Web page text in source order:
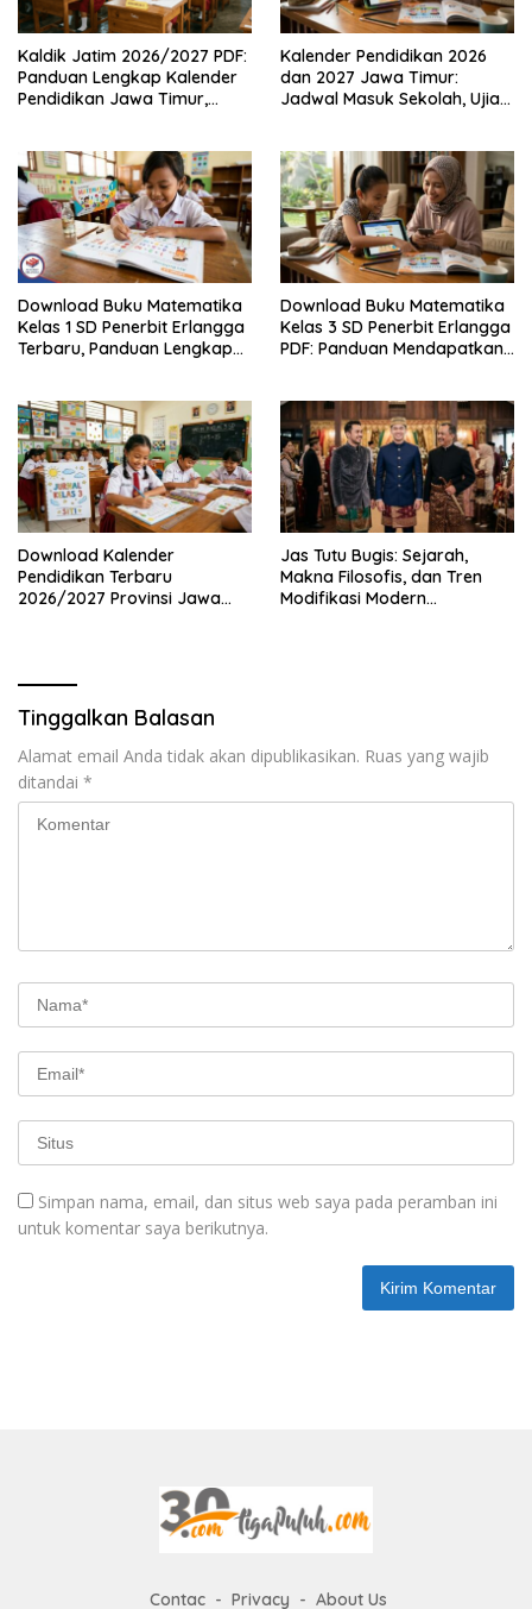
Kaldik Jatim 2026/2027 PDF:
Panduan Lengkap Kalender
Pendidikan Jawa Timur,
Kalender Pendidikan 2026
dan 2027 Jawa Timur:
Jadwal Masuk Sekolah, Ujian,
Download Buku Matematika
Kelas 1 SD Penerbit Erlangga
Terbaru, Panduan Lengkap
Legal
Download Buku Matematika
Kelas 3 SD Penerbit Erlangga
PDF: Panduan Mendapatkan
Download Kalender
Pendidikan Terbaru
2026/2027 Provinsi Jawa
Jas Tutu Bugis: Sejarah,
Makna Filosofis, dan Tren
Modifikasi Modern
Tinggalkan Balasan
Alamat email Anda tidak akan dipublikasikan. Ruas yang wajib
ditandai *
Simpan nama, email, dan situs web saya pada peramban ini
untuk komentar saya berikutnya.
Contac Privacy About Us